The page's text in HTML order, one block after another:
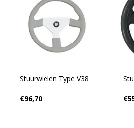
Stuurwielen Type V38
€96,70